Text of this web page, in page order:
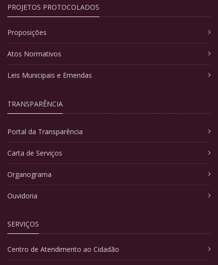
PROJETOS PROTOCOLADOS
Proposições
Atos Normativos
Leis Municipais e Emendas
TRANSPARÊNCIA
Portal da Transparência
Carta de Serviços
Organograma
Ouvidoria
SERVIÇOS
Centro de Atendimento ao Cidadão